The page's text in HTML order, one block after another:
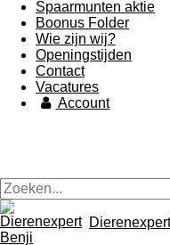
Spaarmunten aktie
Boonus Folder
Wie zijn wij?
Openingstijden
Contact
Vacatures
Account